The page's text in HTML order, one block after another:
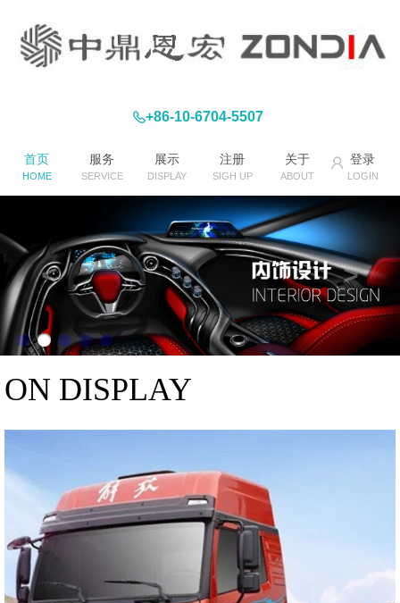
+86-10-6704-5507
首页
HOME
服务
SERVICE
展示
DISPLAY
注册
SIGH UP
关于
ABOUT
登录
LOGIN
ON DISPLAY